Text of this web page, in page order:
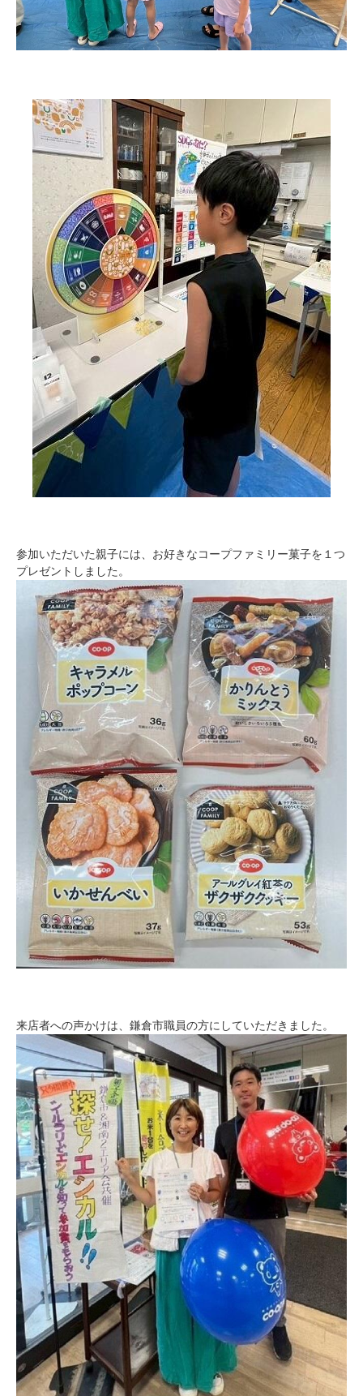
参加いただいた親子には、お好きなコープファミリー菓子を１つ
プレゼントしました。
来店者への声かけは、鎌倉市職員の方にしていただきました。